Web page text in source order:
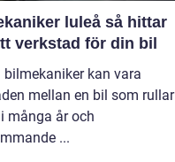
luleå så hittar
verkstad för din bil
bilmekaniker kan vara
mellan en bil som rullar
många år och
...